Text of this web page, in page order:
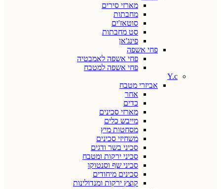
מארזי סירים
מחבתות
סוטאז'ים
סט מחבתות
פינג'אן
פחי אשפה
פחי אשפה לאמבטיה
פחי אשפה למטבח
Y.c
אביזרי מטבח
אחר
כדים
מארזי סכינים
מייבש כלים
מסחטות מיץ
משחיזי סכינים
סכיני בשר ודגים
סכיני ירקות ומטבח
סכיני שף וסנטוקו
סכינים מיחודים
קוצץ ירקות ומנדולינות